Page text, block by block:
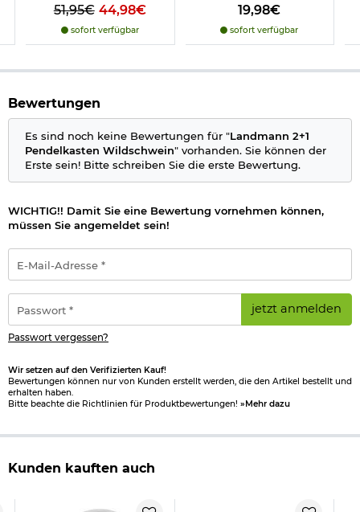
51,95€ 44,98€
sofort verfügbar
19,98€
sofort verfügbar
Bewertungen
Es sind noch keine Bewertungen für "Landmann 2+1
Pendelkasten Wildschwein" vorhanden. Sie können der
Erste sein! Bitte schreiben Sie die erste Bewertung.
WICHTIG!! Damit Sie eine Bewertung vornehmen können,
müssen Sie angemeldet sein!
Mail-
Adresse
*
jetzt anmelden
Passwort vergessen?
Wir setzen auf den Verifizierten Kauf!
Bewertungen können nur von Kunden erstellt werden, die den Artikel bestellt und
erhalten haben.
Bitte beachte die Richtlinien für Produktbewertungen! »Mehr dazu
Kunden kauften auch